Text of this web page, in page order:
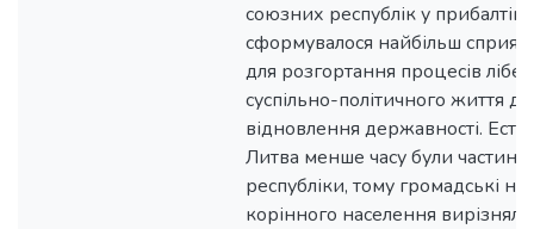
союзних республік у
сформувалося найбільш
для розгортання процесів
суспільно-політичного життя
відновлення державності.
Литва менше часу були
республіки, тому громадські
корінного населення